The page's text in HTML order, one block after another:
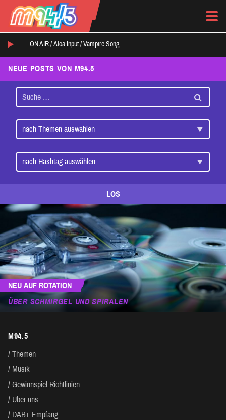
ON AIR / Aloa Input / Vampire Song
NEUE POSTS VON M94.5
LOS
NEU AUF ROTATION
ÜBER SCHMIRGEL UND SPIRALEN
M94.5
Themen
Musik
Gewinnspiel-Richtlinien
Über uns
DAB+ Empfang